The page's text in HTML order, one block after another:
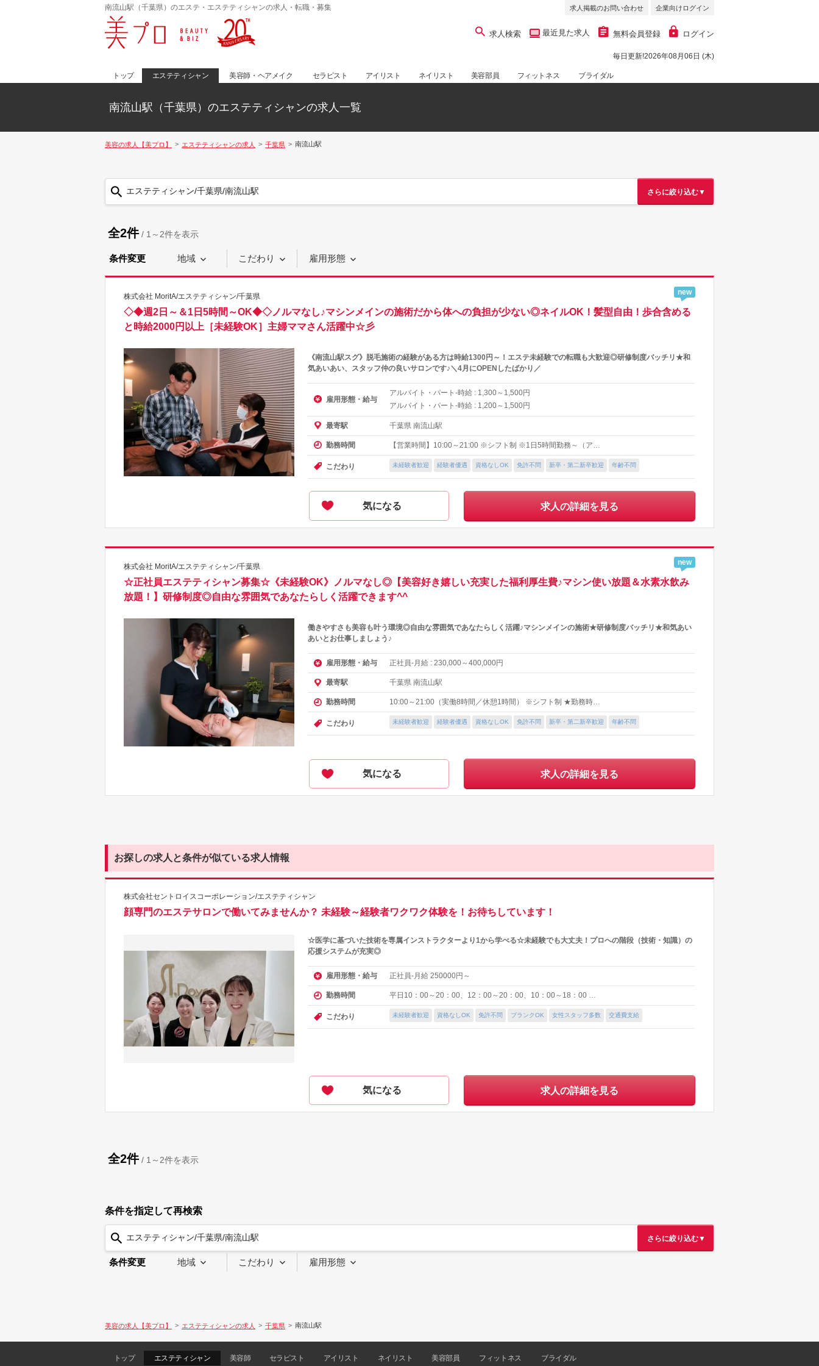
南流山駅（千葉県）のエステ・エステティシャンの求人・転職・募集 求人掲載のお問い合わせ 企業向けログイン
求人検索 最近見た求人 無料会員登録 ログイン
毎日更新!2026年08月06日 (木)
トップ エステティシャン 美容師・ヘアメイク セラピスト アイリスト ネイリスト 美容部員 フィットネス ブライダル
南流山駅（千葉県）のエステティシャンの求人一覧
美容の求人【美プロ】 エステティシャンの求人 千葉県 南流山駅
エステティシャン/千葉県/南流山駅 さらに絞り込む▼
全2件/ 1～2件を表示
条件変更 地域 こだわり 雇用形態
株式会社 MoritA/エステティシャン/千葉県 new
◇◆週2日～＆1日5時間～OK◆◇ノルマなし♪マシンメインの施術だから体への負担が少ない◎ネイルOK！髪型自由！歩合含める
と時給2000円以上［未経験OK］主婦ママさん活躍中☆彡
《南流山駅スグ》脱毛施術の経験がある方は時給1300円～！エステ未経験での転職も大歓迎◎研修制度バッチリ★和
気あいあい、スタッフ仲の良いサロンです♪＼4月にOPENしたばかり／
雇用形態・給与
アルバイト・パート-時給 : 1,300～ 1,500円
アルバイト・パート-時給 : 1,200～ 1,500円
最寄駅 千葉県 南流山駅
勤務時間 【営業時間】10:00～21:00 ※シフト制 ※1日5時間勤務～（ア…
こだわり 未経験者歓迎 経験者優遇 資格なしOK 免許不問 新卒・第二新卒歓迎 年齢不問
気になる 求人の詳細を見る
株式会社 MoritA/エステティシャン/千葉県 new
☆正社員エステティシャン募集☆《未経験OK》ノルマなし◎【美容好き嬉しい充実した福利厚生費♪マシン使い放題＆水素水飲み
放題！】研修制度◎自由な雰囲気であなたらしく活躍できます^^
働きやすさも美容も叶う環境◎自由な雰囲気であなたらしく活躍♪マシンメインの施術★研修制度バッチリ★和気あい
あいとお仕事しましょう♪
雇用形態・給与 正社員-月給 : 230,000～400,000円
最寄駅 千葉県 南流山駅
勤務時間 10:00～21:00（実働8時間／休憩1時間） ※シフト制 ★勤務時…
こだわり 未経験者歓迎 経験者優遇 資格なしOK 免許不問 新卒・第二新卒歓迎 年齢不問
気になる 求人の詳細を見る
お探しの求人と条件が似ている求人情報
株式会社セントロイスコーポレーション/エステティシャン
顔専門のエステサロンで働いてみませんか？ 未経験～経験者ワクワク体験を！お待ちしています！
☆医学に基づいた技術を専属インストラクターより1から学べる☆未経験でも大丈夫！プロへの階段（技術・知識）の
応援システムが充実◎
雇用形態・給与 正社員-月給 250000円～
勤務時間 平日10：00～20：00、12：00～20：00、10：00～18：00 …
こだわり 未経験者歓迎 資格なしOK 免許不問 ブランクOK 女性スタッフ多数 交通費支給
気になる 求人の詳細を見る
全2件/ 1～2件を表示
条件を指定して再検索
エステティシャン/千葉県/南流山駅 さらに絞り込む▼
条件変更 地域 こだわり 雇用形態
美容の求人【美プロ】 エステティシャンの求人 千葉県 南流山駅
トップ エステティシャン 美容師 セラピスト アイリスト ネイリスト 美容部員 フィットネス ブライダル